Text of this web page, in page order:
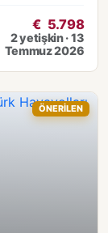
€ 5.798
2 yetişkin · 13
Temmuz 2026
ÖNERİLEN